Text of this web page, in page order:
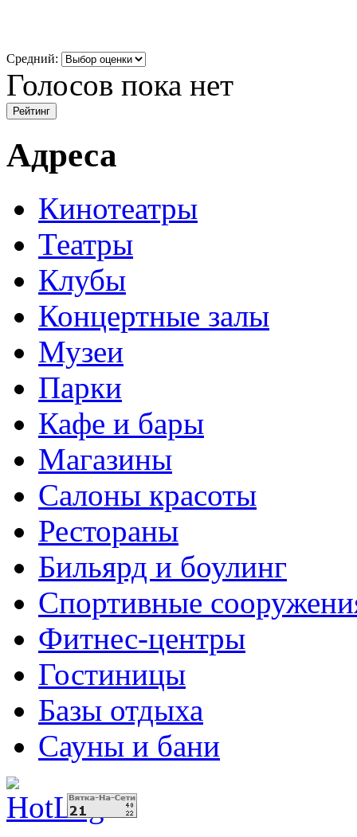
Средний:
Голосов пока нет
Адреса
Кинотеатры
Театры
Клубы
Концертные залы
Музеи
Парки
Кафе и бары
Магазины
Салоны красоты
Рестораны
Бильярд и боулинг
Спортивные
Фитнес-центры
Гостиницы
Базы отдыха
Сауны и бани